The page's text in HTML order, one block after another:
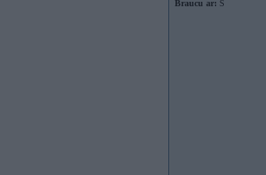
Braucu ar: S